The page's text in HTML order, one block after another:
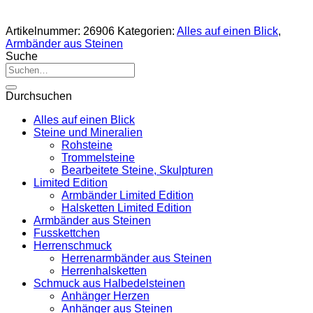
Artikelnummer: 26906 Kategorien: Alles auf einen Blick,
Armbänder aus Steinen
Suche
Suche
nach:
Durchsuchen
Alles auf einen Blick
Steine und Mineralien
Rohsteine
Trommelsteine
Bearbeitete Steine, Skulpturen
Limited Edition
Armbänder Limited Edition
Halsketten Limited Edition
Armbänder aus Steinen
Fusskettchen
Herrenschmuck
Herrenarmbänder aus Steinen
Herrenhalsketten
Schmuck aus Halbedelsteinen
Anhänger Herzen
Anhänger aus Steinen